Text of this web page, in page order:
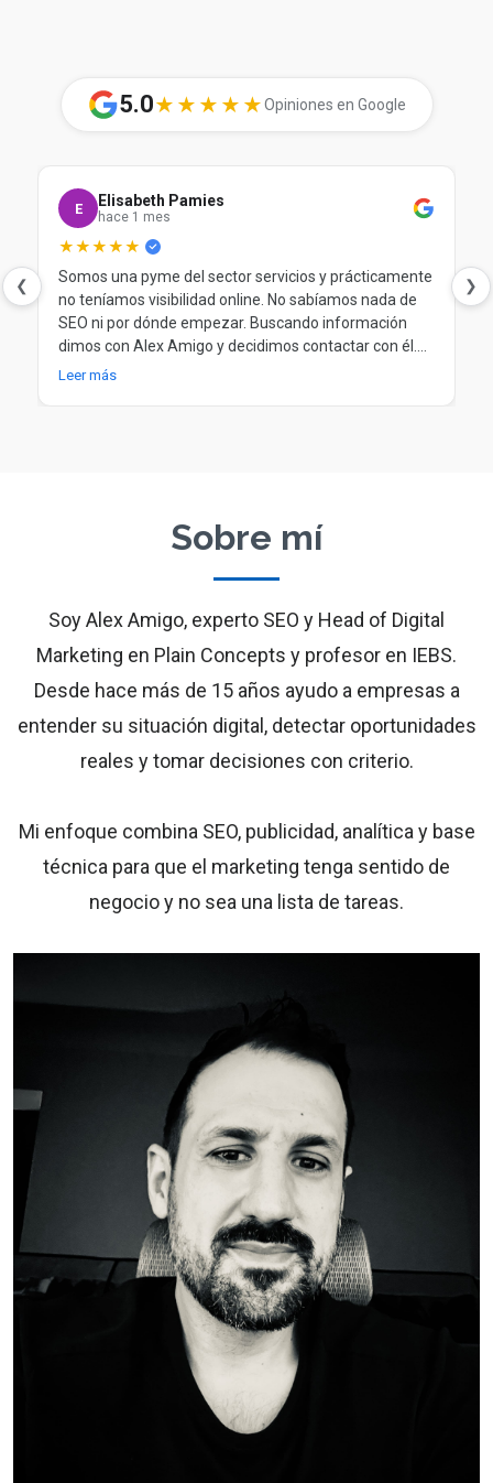
5.0★★★★★Opiniones en Google
❮ ❯
E Elisabeth Pamies
hace 1 mes
★★★★★
Somos una pyme del sector servicios y prácticamente
no teníamos visibilidad online. No sabíamos nada de
SEO ni por dónde empezar. Buscando información
dimos con Alex Amigo y decidimos contactar con él.
Desde el principio nos ayudó a entender nuestra
Leer más
Sobre mí
Soy Alex Amigo, experto SEO y Head of Digital
Marketing en Plain Concepts y profesor en IEBS.
Desde hace más de 15 años ayudo a empresas a
entender su situación digital, detectar oportunidades
reales y tomar decisiones con criterio.
Mi enfoque combina SEO, publicidad, analítica y base
técnica para que el marketing tenga sentido de
negocio y no sea una lista de tareas.